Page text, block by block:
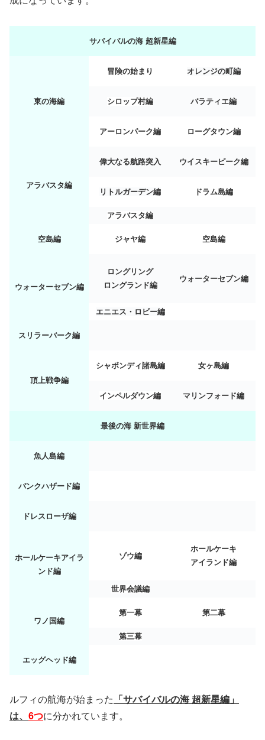
サバイバルの海 超新星編
東の海編
冒険の始まり オレンジの町編
シロップ村編 バラティエ編
アーロンパーク編 ローグタウン編
アラバスタ編
偉大なる航路突入 ウイスキーピーク編
リトルガーデン編 ドラム島編
アラバスタ編
空島編 ジャヤ編 空島編
ウォーターセブン編
ロングリング
ロングランド編
ウォーターセブン編
エニエス・ロビー編
スリラーバーク編
頂上戦争編
シャボンディ諸島編 女ヶ島編
インペルダウン編 マリンフォード編
最後の海 新世界編
魚人島編
パンクハザード編
ドレスローザ編
ホールケーキアイラ
ンド編
ゾウ編
ホールケーキ
アイランド編
世界会議編
ワノ国編
第一幕 第二幕
第三幕
エッグヘッド編
ルフィの航海が始まった
「サバイバルの海 超新星編」
は、 6つに分かれています。